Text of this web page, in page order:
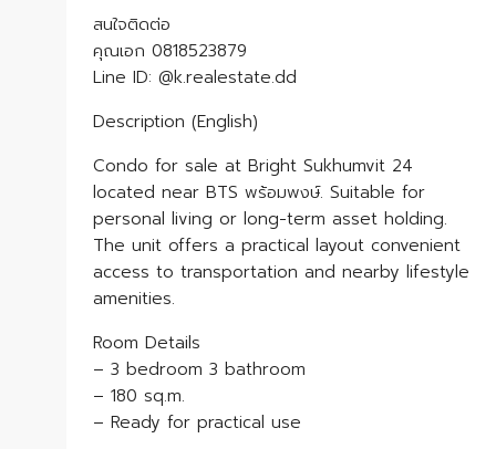
สนใจติดต่อ
คุณเอก 0818523879
Line ID: @k.realestate.dd
Description (English)
Condo for sale at Bright Sukhumvit 24
located near BTS พร้อมพงษ์. Suitable for
personal living or long-term asset holding.
The unit offers a practical layout convenient
access to transportation and nearby lifestyle
amenities.
Room Details
– 3 bedroom 3 bathroom
– 180 sq.m.
– Ready for practical use